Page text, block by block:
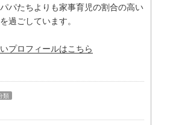
パたちよりも家事育児の割合の高い
過ごしています。
プロフィールはこちら
類